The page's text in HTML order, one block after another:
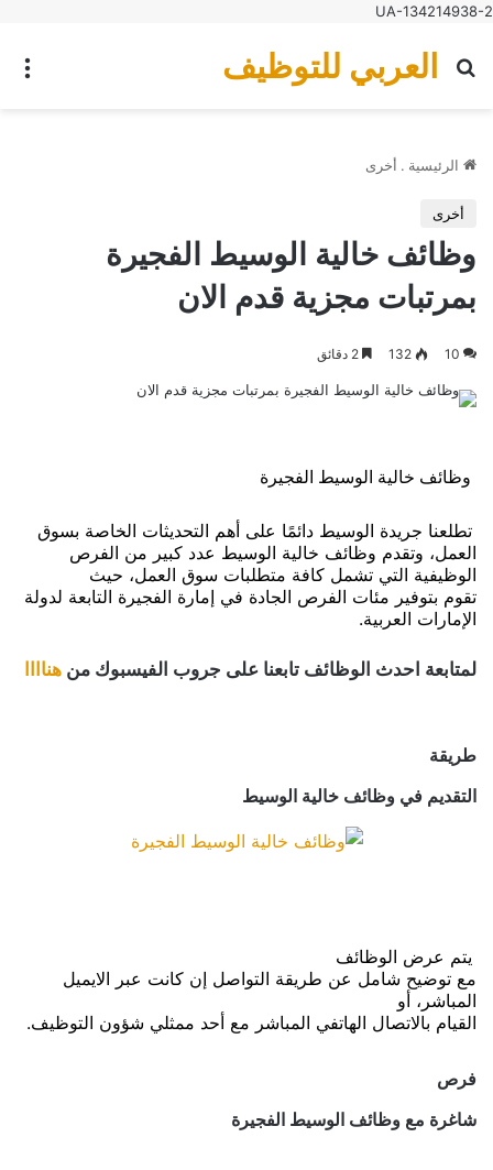
UA-134214938-2
العربي للتوظيف
بحث عن
الرئيسية . أخرى
أخرى
وظائف خالية الوسيط الفجيرة
بمرتبات مجزية قدم الان
10
132
وظائف خالية الوسيط الفجيرة
تطلعنا جريدة الوسيط دائمًا على أهم التحديثات الخاصة بسوق
العمل، وتقدم وظائف خالية الوسيط عدد كبير من الفرص
الوظيفية التي تشمل كافة متطلبات سوق العمل، حيث
تقوم بتوفير مئات الفرص الجادة في إمارة الفجيرة التابعة لدولة
الإمارات العربية.
لمتابعة احدث الوظائف تابعنا على جروب الفيسبوك من هناااا
طريقة
التقديم في وظائف خالية الوسيط
يتم عرض الوظائف
مع توضيح شامل عن طريقة التواصل إن كانت عبر الايميل
المباشر، أو
القيام بالاتصال الهاتفي المباشر مع أحد ممثلي شؤون التوظيف.
فرص
شاغرة مع وظائف الوسيط الفجيرة